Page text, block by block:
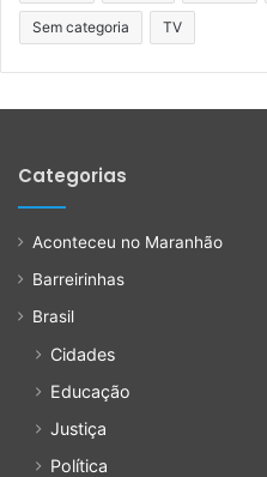
Sem categoria TV
Categorias
Aconteceu no Maranhão
Barreirinhas
Brasil
Cidades
Educação
Justiça
Política